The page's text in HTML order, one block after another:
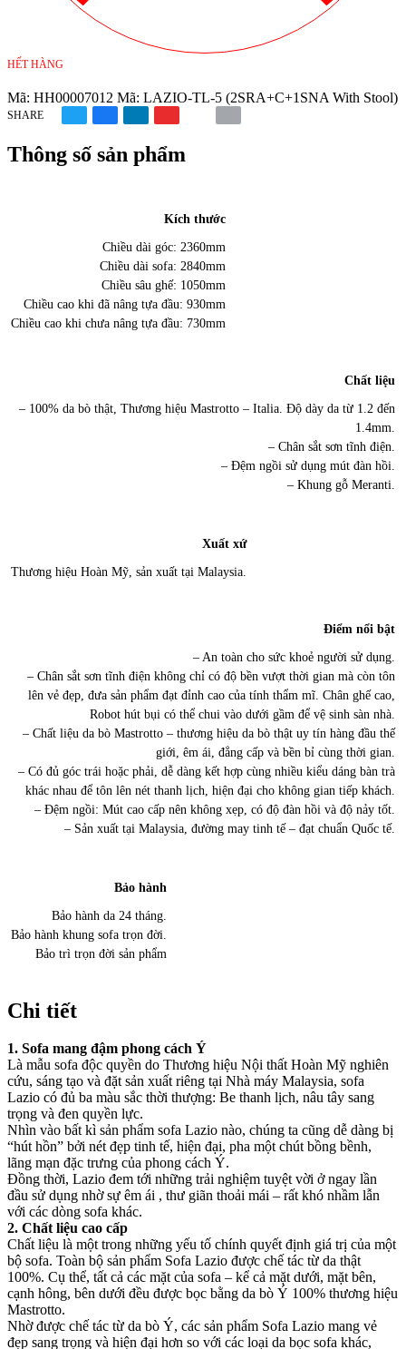
HẾT HÀNG
Mã: HH00007012 Mã: LAZIO-TL-5 (2SRA+C+1SNA With Stool)
SHARE
Thông số sản phẩm
Kích thước
Chiều dài góc: 2360mm
Chiều dài sofa: 2840mm
Chiều sâu ghế: 1050mm
Chiều cao khi đã nâng tựa đầu: 930mm
Chiều cao khi chưa nâng tựa đầu: 730mm
Chất liệu
– 100% da bò thật, Thương hiệu Mastrotto – Italia. Độ dày da từ 1.2 đến
1.4mm.
– Chân sắt sơn tĩnh điện.
– Đệm ngồi sử dụng mút đàn hồi.
– Khung gỗ Meranti.
Xuất xứ
Thương hiệu Hoàn Mỹ, sản xuất tại Malaysia.
Điểm nổi bật
– An toàn cho sức khoẻ người sử dụng.
– Chân sắt sơn tĩnh điện không chỉ có độ bền vượt thời gian mà còn tôn
lên vẻ đẹp, đưa sản phẩm đạt đỉnh cao của tính thẩm mĩ. Chân ghế cao,
Robot hút bụi có thể chui vào dưới gầm để vệ sinh sàn nhà.
– Chất liệu da bò Mastrotto – thương hiệu da bò thật uy tín hàng đầu thế
giới, êm ái, đẳng cấp và bền bỉ cùng thời gian.
– Có đủ góc trái hoặc phải, dễ dàng kết hợp cùng nhiều kiểu dáng bàn trà
khác nhau để tôn lên nét thanh lịch, hiện đại cho không gian tiếp khách.
– Đệm ngồi: Mút cao cấp nên không xẹp, có độ đàn hồi và độ nảy tốt.
– Sản xuất tại Malaysia, đường may tinh tế – đạt chuẩn Quốc tế.
Bảo hành
Bảo hành da 24 tháng.
Bảo hành khung sofa trọn đời.
Bảo trì trọn đời sản phẩm
Chi tiết
1. Sofa mang đậm phong cách Ý
Là mẫu sofa độc quyền do Thương hiệu Nội thất Hoàn Mỹ nghiên
cứu, sáng tạo và đặt sản xuất riêng tại Nhà máy Malaysia, sofa
Lazio có đủ ba màu sắc thời thượng: Be thanh lịch, nâu tây sang
trọng và đen quyền lực.
Nhìn vào bất kì sản phẩm sofa Lazio nào, chúng ta cũng dễ dàng bị
“hút hồn” bởi nét đẹp tinh tế, hiện đại, pha một chút bồng bềnh,
lãng mạn đặc trưng của phong cách Ý.
Đồng thời, Lazio đem tới những trải nghiệm tuyệt vời ở ngay lần
đầu sử dụng nhờ sự êm ái , thư giãn thoải mái – rất khó nhầm lẫn
với các dòng sofa khác.
2. Chất liệu cao cấp
Chất liệu là một trong những yếu tố chính quyết định giá trị của một
bộ sofa. Toàn bộ sản phẩm Sofa Lazio được chế tác từ da thật
100%. Cụ thể, tất cả các mặt của sofa – kể cả mặt dưới, mặt bên,
cạnh hông, bên dưới đều được bọc bằng da bò Ý 100% thương hiệu
Mastrotto.
Nhờ được chế tác từ da bò Ý, các sản phẩm Sofa Lazio mang vẻ
đẹp sang trọng và hiện đại hơn so với các loại da bọc sofa khác,